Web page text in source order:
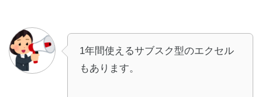
1年間使えるサブスク型のエクセル
もあります。